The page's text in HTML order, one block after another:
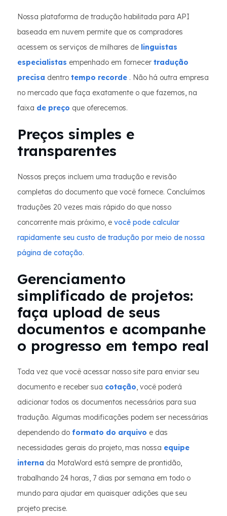
Nossa plataforma de tradução habilitada para API
baseada em nuvem permite que os compradores
acessem os serviços de milhares de linguistas
especialistas empenhado em fornecer tradução
precisa dentro tempo recorde . Não há outra empresa
no mercado que faça exatamente o que fazemos, na
faixa de preço que oferecemos.
Preços simples e
transparentes
Nossos preços incluem uma tradução e revisão
completas do documento que você fornece. Concluímos
traduções 20 vezes mais rápido do que nosso
concorrente mais próximo, e você pode calcular
rapidamente seu custo de tradução por meio de nossa
página de cotação.
Gerenciamento
simplificado de projetos:
faça upload de seus
documentos e acompanhe
o progresso em tempo real
Toda vez que você acessar nosso site para enviar seu
documento e receber sua cotação, você poderá
adicionar todos os documentos necessários para sua
tradução. Algumas modificações podem ser necessárias
dependendo do formato do arquivo e das
necessidades gerais do projeto, mas nossa equipe
interna da MotaWord está sempre de prontidão,
trabalhando 24 horas, 7 dias por semana em todo o
mundo para ajudar em quaisquer adições que seu
projeto precise.